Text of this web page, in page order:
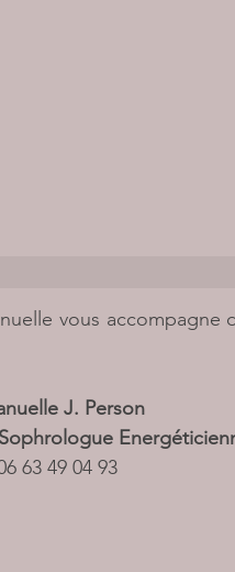
vous accompagne
J. Person
06 63 49 04 93